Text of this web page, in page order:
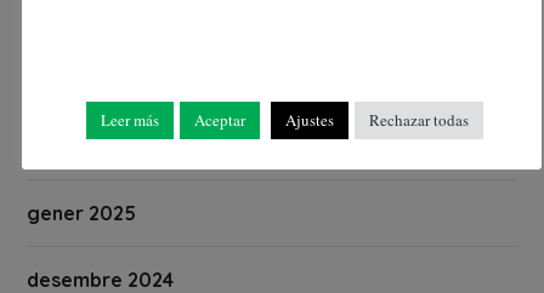
febrer 2025
gener 2025
desembre 2024
Leer más Aceptar Ajustes Rechazar todas